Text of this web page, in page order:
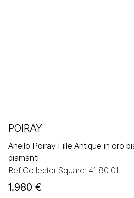
POIRAY
Anello Poiray Fille Antique in oro
diamanti
Ref Collector Square: 41 80 01
1.980 €